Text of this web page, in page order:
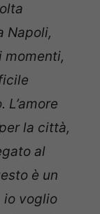
Napoli,
momenti,
la città,
al
è un
io voglio